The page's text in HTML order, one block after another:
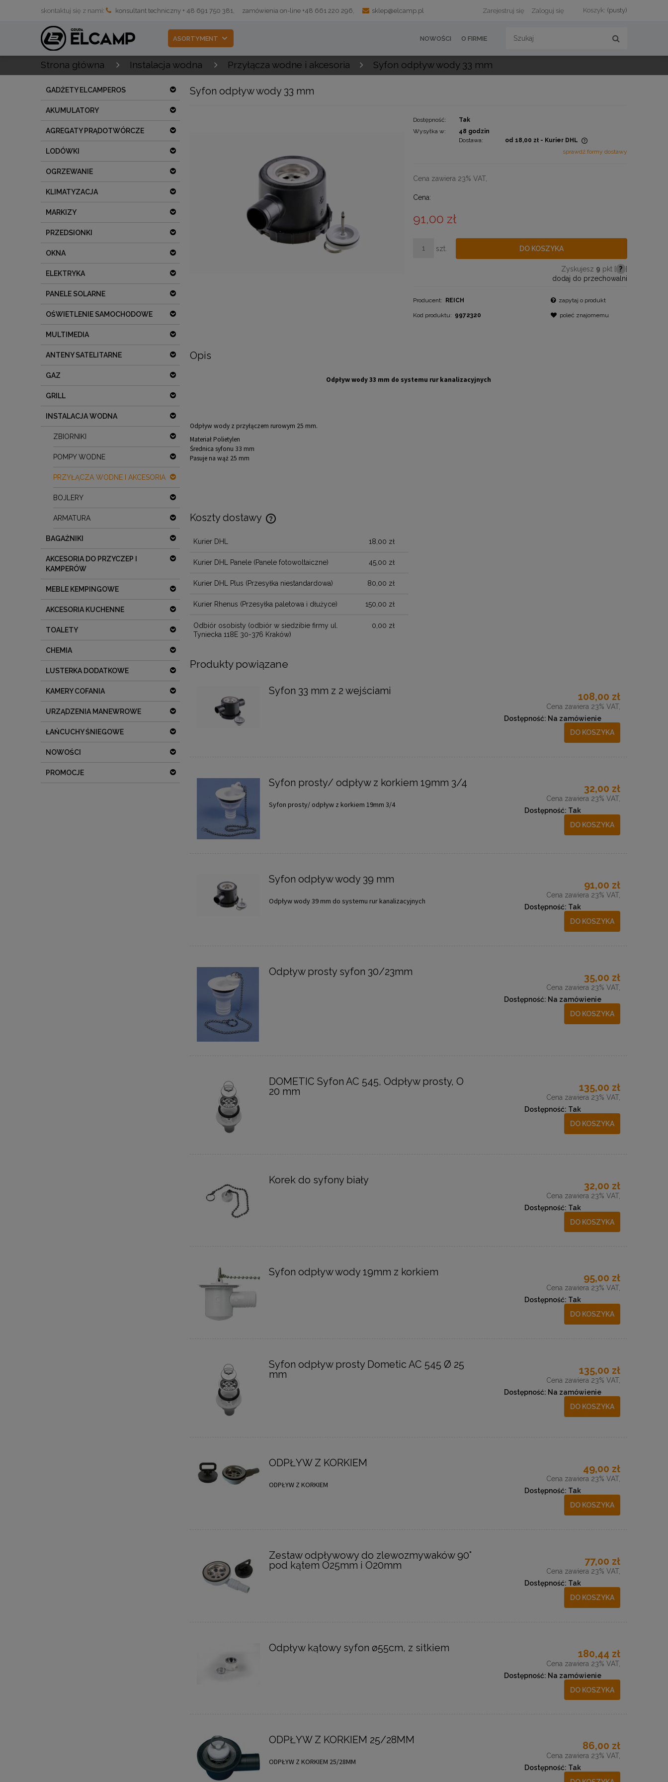
Koszyk: (pusty)
Zarejestruj się Zaloguj się
skontaktuj się z nami: konsultant techniczny + 48 691 750 381, zamówienia on-line +48 661 220 296, sklep@elcamp.pl
NOWOŚCI
ASORTYMENT O FIRMIE
Strona główna Instalacja wodna Przyłącza wodne i akcesoria Syfon odpływ wody 33 mm
GADŻETY ELCAMPEROS
AKUMULATORY
AGREGATY PRĄDOTWÓRCZE
LODÓWKI
OGRZEWANIE
KLIMATYZACJA
MARKIZY
PRZEDSIONKI
OKNA
ELEKTRYKA
PANELE SOLARNE
OŚWIETLENIE SAMOCHODOWE
MULTIMEDIA
ANTENY SATELITARNE
GAZ
GRILL
INSTALACJA WODNA
ZBIORNIKI
POMPY WODNE
PRZYŁĄCZA WODNE I AKCESORIA
BOJLERY
ARMATURA
BAGAŻNIKI
AKCESORIA DO PRZYCZEP I
KAMPERÓW
MEBLE KEMPINGOWE
AKCESORIA KUCHENNE
TOALETY
CHEMIA
LUSTERKA DODATKOWE
KAMERY COFANIA
URZĄDZENIA MANEWROWE
ŁAŃCUCHY ŚNIEGOWE
NOWOŚCI
PROMOCJE
Syfon odpływ wody 33 mm
Dostępność:
Tak
Wysyłka w:
48 godzin
Dostawa:
od 18,00 zł - Kurier DHL
sprawdź formy dostawy
Cena zawiera 23% VAT,
Cena:
91,00 zł
szt. DO KOSZYKA
Zyskujesz 9 pkt [ ? ]
dodaj do przechowalni
Producent: REICH
Kod produktu: 9972320
zapytaj o produkt
poleć znajomemu
Opis
Odpływ wody 33 mm do systemu rur kanalizacyjnych
Odpływ wody z przyłączem rurowym 25 mm.
Materiał Polietylen
Średnica syfonu 33 mm
Pasuje na wąż 25 mm
Koszty dostawy
Cena nie zawiera ewentualnych kosztów
Kurier DHL 18,00 zł
Kurier DHL Panele (Panele fotowoltaiczne) 45,00 zł
Kurier DHL Plus (Przesyłka niestandardowa) 80,00 zł
Kurier Rhenus (Przesyłka paletowa i dłużyce) 150,00 zł
Odbiór osobisty (odbiór w siedzibie firmy ul.
Tyniecka 118E 30-376 Kraków)
0,00 zł
Produkty powiązane
Syfon 33 mm z 2 wejściami 108,00 zł
Cena zawiera 23% VAT,
Dostępność: Na zamówienie
DO KOSZYKA
Syfon prosty/ odpływ z korkiem 19mm 3/4
Syfon prosty/ odpływ z korkiem 19mm 3/4
32,00 zł
Cena zawiera 23% VAT,
Dostępność: Tak
DO KOSZYKA
Syfon odpływ wody 39 mm
Odpływ wody 39 mm do systemu rur kanalizacyjnych
91,00 zł
Cena zawiera 23% VAT,
Dostępność: Tak
DO KOSZYKA
Odpływ prosty syfon 30/23mm 35,00 zł
Cena zawiera 23% VAT,
Dostępność: Na zamówienie
DO KOSZYKA
DOMETIC Syfon AC 545, Odpływ prosty, O
20 mm
135,00 zł
Cena zawiera 23% VAT,
Dostępność: Tak
DO KOSZYKA
Korek do syfony biały 32,00 zł
Cena zawiera 23% VAT,
Dostępność: Tak
DO KOSZYKA
Syfon odpływ wody 19mm z korkiem 95,00 zł
Cena zawiera 23% VAT,
Dostępność: Tak
DO KOSZYKA
Syfon odpływ prosty Dometic AC 545 Ø 25
mm
135,00 zł
Cena zawiera 23% VAT,
Dostępność: Na zamówienie
DO KOSZYKA
ODPŁYW Z KORKIEM
ODPŁYW Z KORKIEM
49,00 zł
Cena zawiera 23% VAT,
Dostępność: Tak
DO KOSZYKA
Zestaw odpływowy do zlewozmywaków 90°
pod kątem O25mm i O20mm
77,00 zł
Cena zawiera 23% VAT,
Dostępność: Tak
DO KOSZYKA
Odpływ kątowy syfon ø55cm, z sitkiem 180,44 zł
Cena zawiera 23% VAT,
Dostępność: Na zamówienie
DO KOSZYKA
ODPŁYW Z KORKIEM 25/28MM
ODPŁYW Z KORKIEM 25/28MM
86,00 zł
Cena zawiera 23% VAT,
Dostępność: Tak